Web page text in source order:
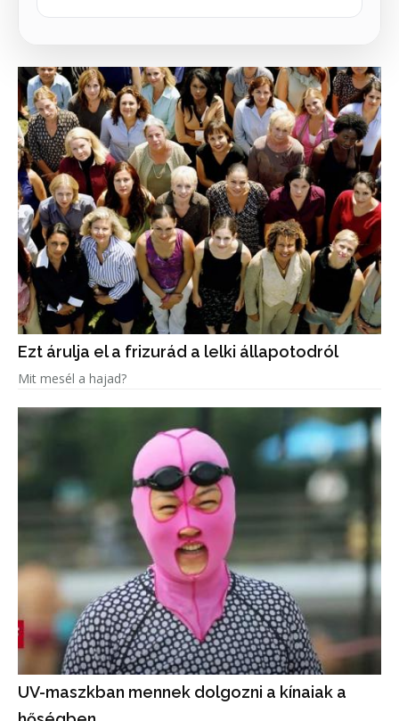
Ezt árulja el a frizurád a lelki állapotodról
Mit mesél a hajad?
UV-maszkban mennek dolgozni a kínaiak a